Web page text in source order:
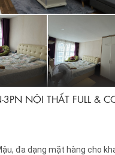
NỘI THẤT FULL &
đa dạng mặt hàng cho